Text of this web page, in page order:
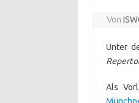
Von
Unter
Als